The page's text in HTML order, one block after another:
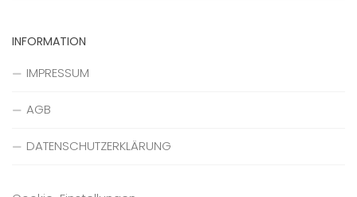
INFORMATION
IMPRESSUM
AGB
DATENSCHUTZERKLÄRUNG